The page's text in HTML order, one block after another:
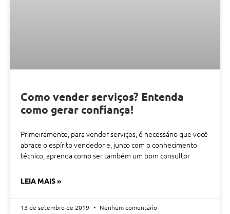
Como vender serviços? Entenda
como gerar confiança!
Primeiramente, para vender serviços, é necessário que você
abrace o espírito vendedor e, junto com o conhecimento
técnico, aprenda como ser também um bom consultor
LEIA MAIS »
13 de setembro de 2019 Nenhum comentário